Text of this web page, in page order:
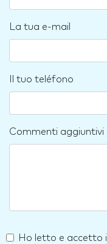
La tua e-mail
Il tuo teléfono
Commenti aggiuntivi
Ho letto e accetto il